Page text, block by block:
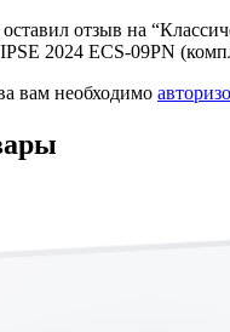
отзыв на
2024 ECS-09PN
вам необходимо